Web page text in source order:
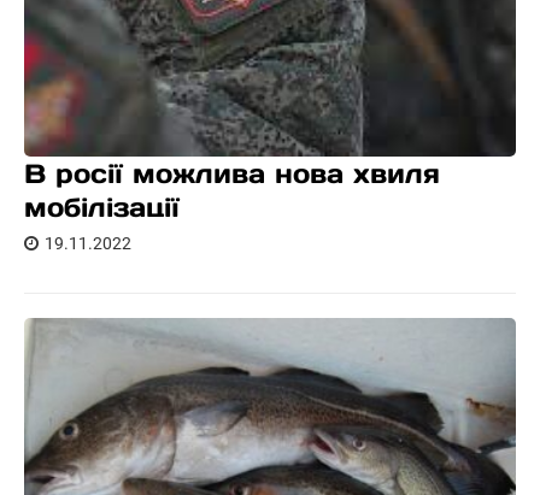
В росії можлива нова хвиля
мобілізації
19.11.2022